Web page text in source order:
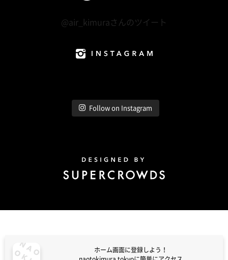
@air_kimuraさんのツイート
Follow on Instagram
ホーム画面に登録しよう！